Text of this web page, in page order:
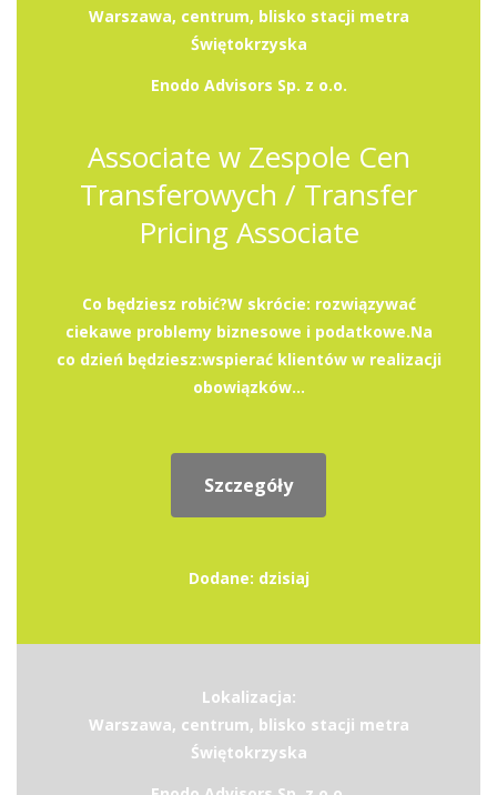
Warszawa, centrum, blisko stacji metra
Świętokrzyska
Enodo Advisors Sp. z o.o.
Associate w Zespole Cen
Transferowych / Transfer
Pricing Associate
Co będziesz robić?W skrócie: rozwiązywać
ciekawe problemy biznesowe i podatkowe.Na
co dzień będziesz:wspierać klientów w realizacji
obowiązków...
Szczegóły
Dodane: dzisiaj
Lokalizacja:
Warszawa, centrum, blisko stacji metra
Świętokrzyska